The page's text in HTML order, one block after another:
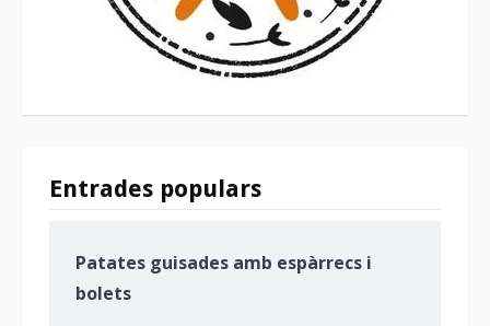
Entrades populars
Patates guisades amb espàrrecs i
bolets